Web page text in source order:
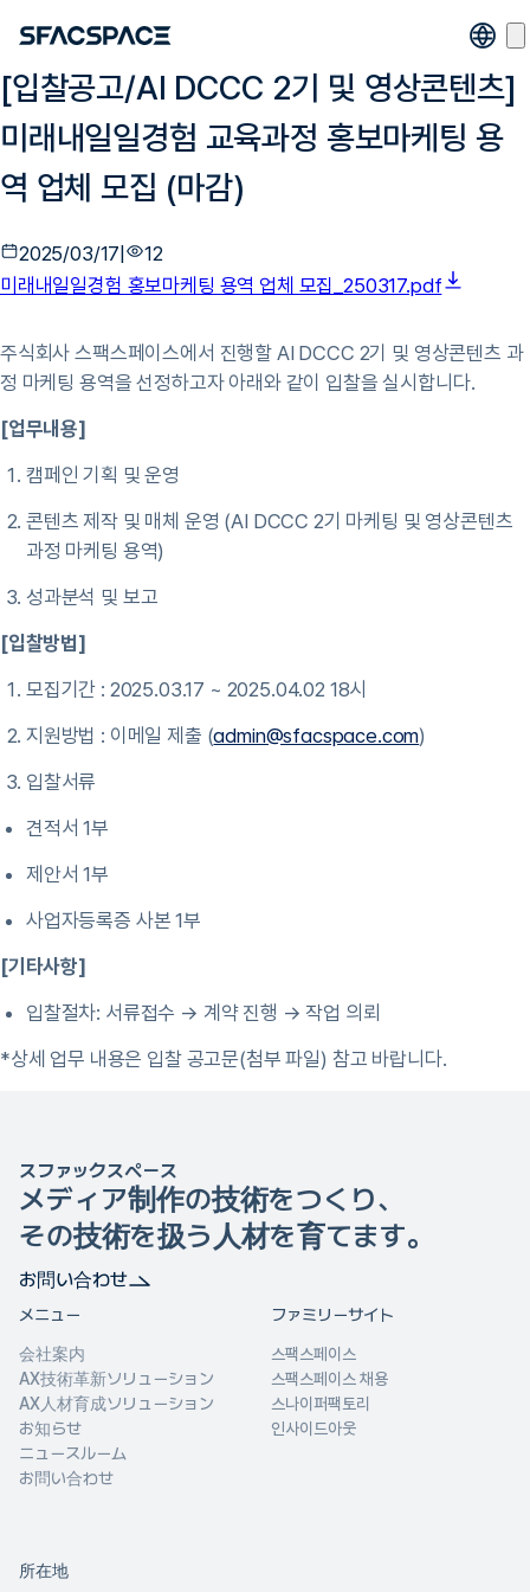
[입찰공고/AI DCCC 2기 및 영상콘텐츠]
미래내일일경험 교육과정 홍보마케팅 용
역 업체 모집 (마감)
2025/03/17
12
미래내일일경험 홍보마케팅 용역 업체 모집_250317.pdf
주식회사 스팩스페이스에서 진행할 AI DCCC 2기 및 영상콘텐츠 과
정 마케팅 용역을 선정하고자 아래와 같이 입찰을 실시합니다.
[업무내용]
캠페인 기획 및 운영
콘텐츠 제작 및 매체 운영 (AI DCCC 2기 마케팅 및 영상콘텐츠
과정 마케팅 용역)
성과분석 및 보고
[입찰방법]
모집기간 : 2025.03.17 ~ 2025.04.02 18시
지원방법 : 이메일 제출 (admin@sfacspace.com)
입찰서류
견적서 1부
제안서 1부
사업자등록증 사본 1부
[기타사항]
입찰절차: 서류접수 → 계약 진행 → 작업 의뢰
*상세 업무 내용은 입찰 공고문(첨부 파일) 참고 바랍니다.
スファックスペース
メディア制作の技術をつくり、
その技術を扱う人材を育てます。
お問い合わせ
メニュー
会社案内
AX技術革新ソリューション
AX人材育成ソリューション
お知らせ
ニュースルーム
お問い合わせ
ファミリーサイト
스팩스페이스
스팩스페이스 채용
스나이퍼팩토리
인사이드아웃
所在地